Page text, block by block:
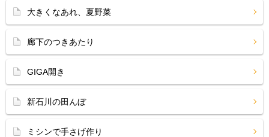
大きくなあれ、夏野菜
廊下のつきあたり
GIGA開き
新石川の田んぼ
ミシンで手さげ作り